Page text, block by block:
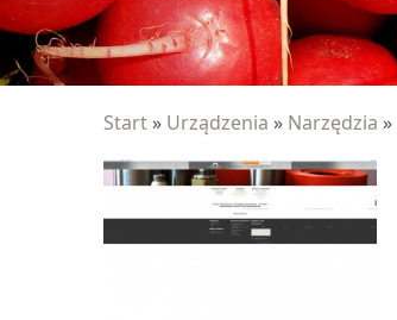
Start » Urządzenia » Narzędzia »